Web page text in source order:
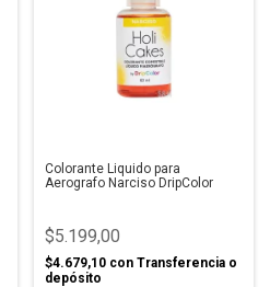
Colorante Liquido para
Aerografo Narciso DripColor
$5.199,00
$4.679,10 con Transferencia o
depósito